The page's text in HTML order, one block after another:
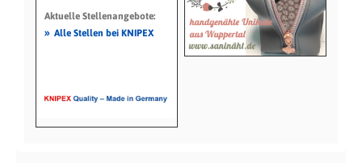
Aktuelle Stellenangebote:
» Alle Stellen bei KNIPEX